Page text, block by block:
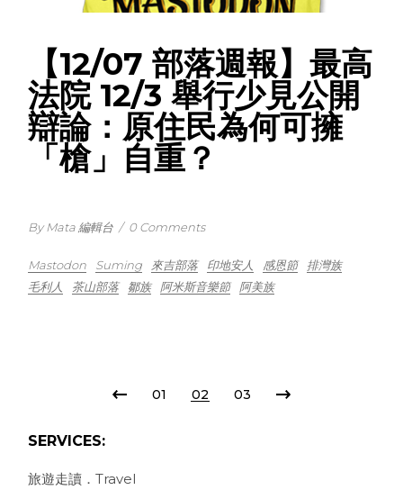
【12/07 部落週報】最高
法院 12/3 舉行少見公開
辯論：原住民為何可擁
「槍」自重？
By Mata 編輯台 / 0 Comments
Mastodon Suming 來吉部落 印地安人 感恩節
排灣族
毛利人
茶山部落 鄒族 阿米斯音樂節 阿美族
POSTS
PAGINATION
01 02 03
SERVICES:
旅遊走讀．Travel